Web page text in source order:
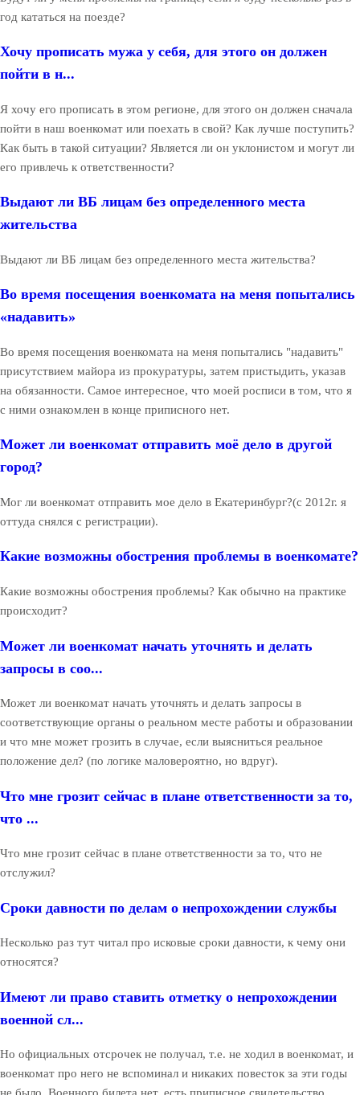
год кататься на поезде?
Хочу прописать мужа у себя, для этого он должен
пойти в н...
Я хочу его прописать в этом регионе, для этого он должен сначала
пойти в наш военкомат или поехать в свой? Как лучше поступить?
Как быть в такой ситуации? Является ли он уклонистом и могут ли
его привлечь к ответственности?
Выдают ли ВБ лицам без определенного места
жительства
Выдают ли ВБ лицам без определенного места жительства?
Во время посещения военкомата на меня попытались
«надавить»
Во время посещения военкомата на меня попытались "надавить"
присутствием майора из прокуратуры, затем пристыдить, указав
на обязанности. Самое интересное, что моей росписи в том, что я
с ними ознакомлен в конце приписного нет.
Может ли военкомат отправить моё дело в другой
город?
Мог ли военкомат отправить мое дело в Екатеринбург?(с 2012г. я
оттуда снялся с регистрации).
Какие возможны обострения проблемы в военкомате?
Какие возможны обострения проблемы? Как обычно на практике
происходит?
Может ли военкомат начать уточнять и делать
запросы в соо...
Может ли военкомат начать уточнять и делать запросы в
соответствующие органы о реальном месте работы и образовании
и что мне может грозить в случае, если выясниться реальное
положение дел? (по логике маловероятно, но вдруг).
Что мне грозит сейчас в плане ответственности за то,
что ...
Что мне грозит сейчас в плане ответственности за то, что не
отслужил?
Сроки давности по делам о непрохождении службы
Несколько раз тут читал про исковые сроки давности, к чему они
относятся?
Имеют ли право ставить отметку о непрохождении
военной сл...
Но официальных отсрочек не получал, т.е. не ходил в военкомат, и
военкомат про него не вспоминал и никаких повесток за эти годы